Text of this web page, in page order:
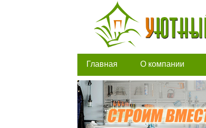
Главная О компании